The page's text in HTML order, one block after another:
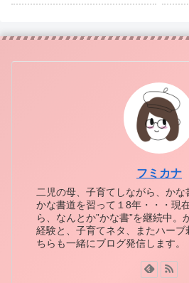
フミカナ
二児の母、子育てしながら、かな
かな書道を習って１8年・・・現
ら、なんとか”かな書”を継続中。
経験と、子育てネタ、またハーブ
ちらも一緒にブログ発信します。